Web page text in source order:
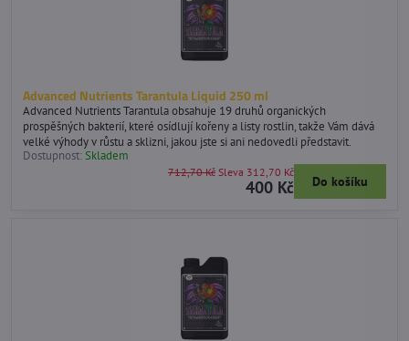
Advanced Nutrients Tarantula Liquid 250 ml
Advanced Nutrients Tarantula obsahuje 19 druhů organických
prospěšných bakterií, které osídlují kořeny a listy rostlin, takže Vám dává
velké výhody v růstu a sklizni, jakou jste si ani nedovedli představit.
Dostupnost:Skladem
400 Kč
712,70 Kč Sleva 312,70 Kč
Do košíku